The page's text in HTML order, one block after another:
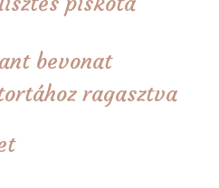
bevonat
ragasztva